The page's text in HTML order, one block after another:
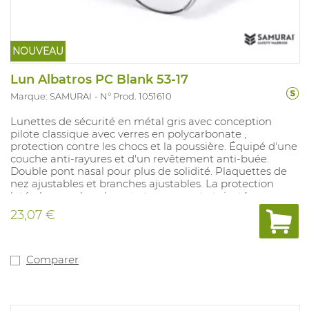
NOUVEAU
Lun Albatros PC Blank 53-17
Marque: SAMURAI N° Prod. 1051610
Lunettes de sécurité en métal gris avec conception
pilote classique avec verres en polycarbonate ,
protection contre les chocs et la poussière. Équipé d'une
couche anti-rayures et d'un revêtement anti-buée.
Double pont nasal pour plus de solidité. Plaquettes de
nez ajustables et branches ajustables. La protection
latérale en polycarbonate transparent et rivetée.
Convient pour : travaux mécaniques légers ou moyens
et applications de laboratoire. Conforme à : EN 166/EN
23,07 €
Comparer